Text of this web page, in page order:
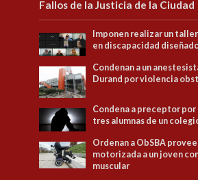
Fallos de la Justicia de la Ciudad
Imponen realizar un
en discapacidad
Condenan a un
Durand por violencia
Condena a preceptor por
tres alumnas de un
Ordenan a ObSBA
motorizada a un joven
muscular